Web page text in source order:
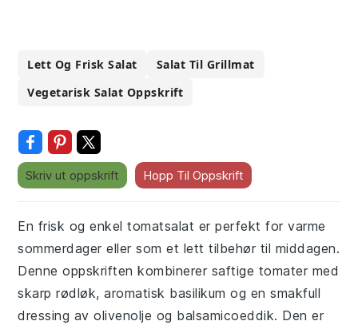
Lett Og Frisk Salat
Salat Til Grillmat
Vegetarisk Salat Oppskrift
Skriv ut oppskrift Hopp Til Oppskrift
En frisk og enkel tomatsalat er perfekt for varme
sommerdager eller som et lett tilbehør til middagen.
Denne oppskriften kombinerer saftige tomater med
skarp rødløk, aromatisk basilikum og en smakfull
dressing av olivenolje og balsamicoeddik. Den er